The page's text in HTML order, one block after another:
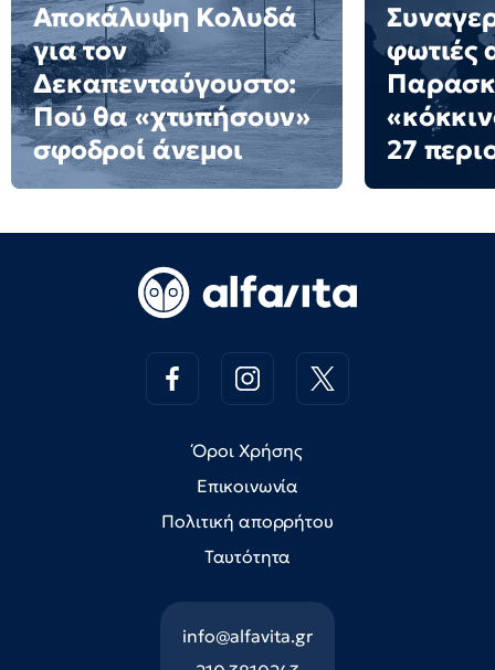
Αποκάλυψη Κολυδά
για τον
Δεκαπενταύγουστο:
Πού θα «χτυπήσουν»
σφοδροί άνεμοι
φωτιές
27
Όροι Χρήσης
Επικοινωνία
Πολιτική απορρήτου
Ταυτότητα
info@alfavita.gr